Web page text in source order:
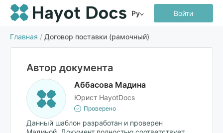
Ру Войти
Главная / Договор поставки (рамочный)
Автор документа
Аббасова Мадина
Юрист HayotDocs
Проверено
Данный шаблон разработан и проверен